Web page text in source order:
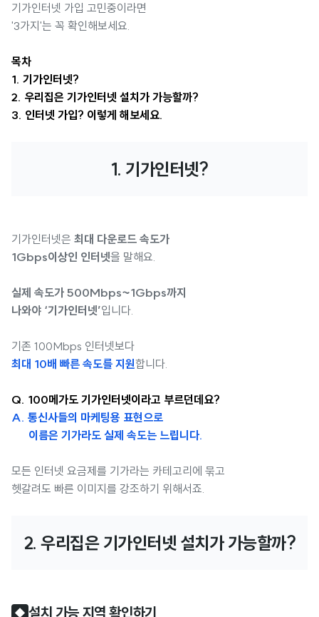
기가인터넷 가입 고민중이라면
'3가지'는 꼭 확인해보세요.
목차
1. 기가인터넷?
2. 우리집은 기가인터넷 설치가 가능할까?
3. 인터넷 가입? 이렇게 해보세요.
1. 기가인터넷?
기가인터넷은 최대 다운로드 속도가
1Gbps이상인 인터넷을 말해요.
실제 속도가 500Mbps~1Gbps까지
나와야 ‘기가인터넷’입니다.
기존 100Mbps 인터넷보다
최대 10배 빠른 속도를 지원합니다.
Q. 100메가도 기가인터넷이라고 부르던데요?
A. 통신사들의 마케팅용 표현으로
이름은 기가라도 실제 속도는 느립니다.
모든 인터넷 요금제를 기가라는 카테고리에 묶고
헷갈려도 빠른 이미지를 강조하기 위해서죠.
2. 우리집은 기가인터넷 설치가 가능할까?
◆ 설치 가능 지역 확인하기